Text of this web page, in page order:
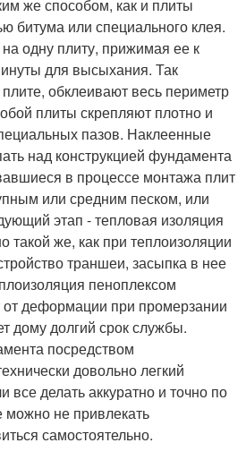
же способом, как и плиты
битума или специального клея.
одну плиту, прижимая ее к
для высыхания. Так
обклеивают весь периметр
плиты скрепляют плотно и
пазов. Наклеенные
над конструкцией фундамента
в процессе монтажа плит
или средним песком, или
этап - тепловая изоляция
такой же, как при теплоизоляции
траншеи, засыпка в нее
пеноплексом
деформации при промерзании
дому долгий срок службы.
посредством
довольно легкий
все делать аккуратно и точно по
можно не привлекать
самостоятельно.